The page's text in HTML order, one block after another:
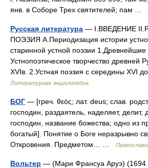
янв. в Соборе Трех святителей; пам …
Русская литература — I.ВВЕДЕНИЕ
ПОЭЗИЯ А.Периодизация истории
старинной устной поэзии 1.Древнейшие
Устнопоэтическое творчество древней
XVIв. 2.Устная поэзия с середины XVI
Литературная энциклопедия
БОГ — [греч. θεός; лат. deus; слав.
господин, раздаятель, наделяет, делит,
господин, название божества; одно из
богатый]. Понятие о Боге неразрывно
Откровения. Предметом… …
Вольтер — (Мари Франсуа Аруэ) (1694